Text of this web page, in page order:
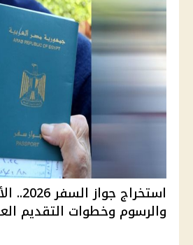
والرسوم وخطوات التقديم